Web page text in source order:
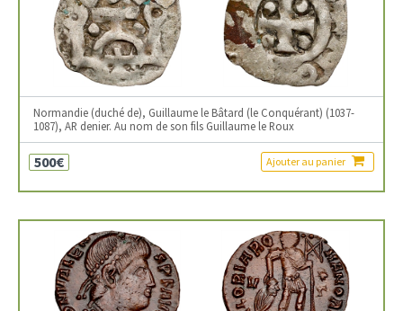
Normandie (duché de), Guillaume le Bâtard (le Conquérant) (1037-
1087), AR denier. Au nom de son fils Guillaume le Roux
500€ Ajouter au panier